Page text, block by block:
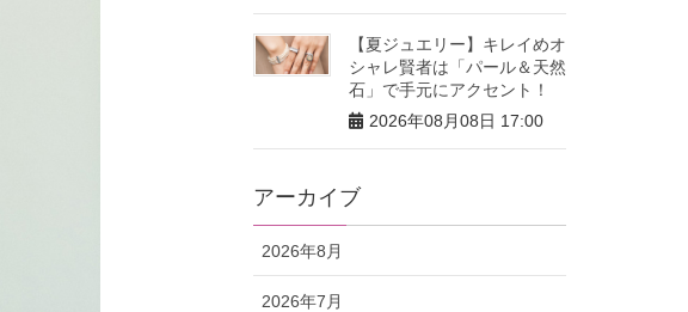
【夏ジュエリー】キレイめオ
シャレ賢者は「パール＆天然
石」で手元にアクセント！
2026年08月08日 17:00
アーカイブ
2026年8月
2026年7月